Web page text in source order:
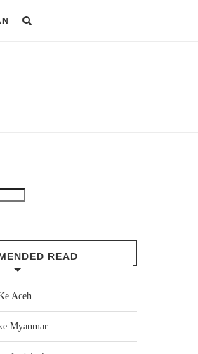
READ
Aceh
Myanmar